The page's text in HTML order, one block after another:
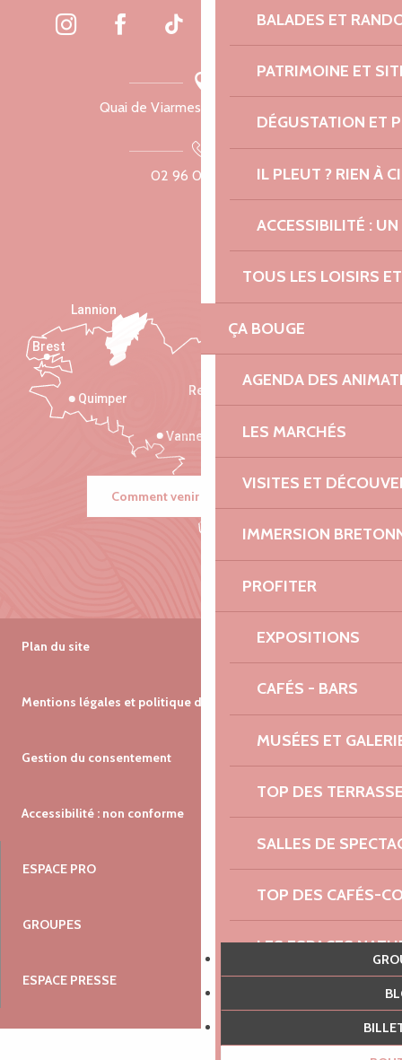
BALADES ET
PATRIMOINE ET
DÉGUSTATION ET
IL PLEUT ? RIEN À
ACCESSIBILITÉ :
TOUS LES LOISIRS
ÇA BOUGE
AGENDA DES
LES MARCHÉS
VISITES ET
IMMERSION
PROFITER
EXPOSITIONS
CAFÉS - BARS
MUSÉES ET
TOP DES
SALLES DE
TOP DES CAFÉS-
LES ESPACES
AGENDA NAUTIQUE
RENDEZ-VOUS DU
Quai de Viarmes, 22300 Lannion
02 96 05 60 70
Saint-Malo
Rennes
Vannes
Quimper
Lannion
Brest
Comment venir ?
Plan du site
Mentions légales et politique de confidentialité
Gestion du consentement
Accessibilité : non conforme
ESPACE PRO
GROUPES
ESPACE PRESSE